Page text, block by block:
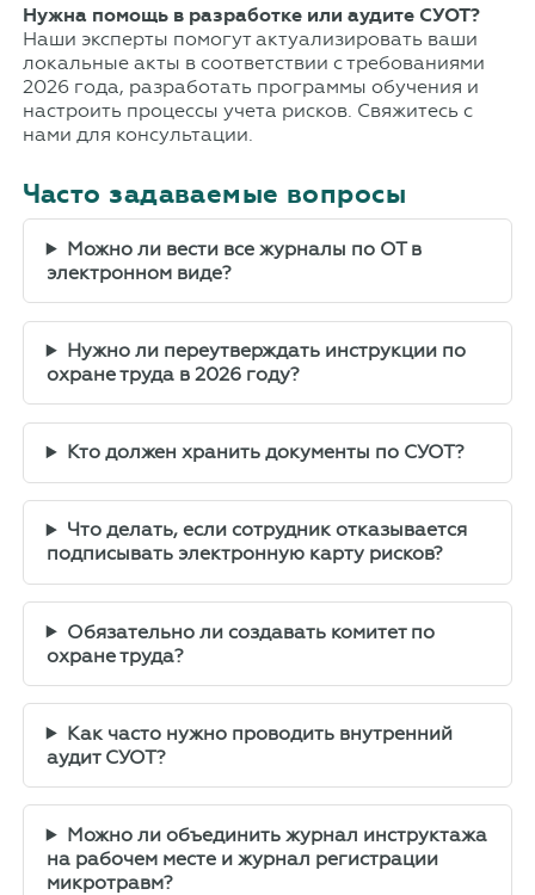
Нужна помощь в разработке или аудите СУОТ?
Наши эксперты помогут актуализировать ваши
локальные акты в соответствии с требованиями
2026 года, разработать программы обучения и
настроить процессы учета рисков. Свяжитесь с
нами для консультации.
Часто задаваемые вопросы
Можно ли вести все журналы по ОТ в
электронном виде?
Нужно ли переутверждать инструкции по
охране труда в 2026 году?
Кто должен хранить документы по СУОТ?
Что делать, если сотрудник отказывается
подписывать электронную карту рисков?
Обязательно ли создавать комитет по
охране труда?
Как часто нужно проводить внутренний
аудит СУОТ?
Можно ли объединить журнал инструктажа
на рабочем месте и журнал регистрации
микротравм?